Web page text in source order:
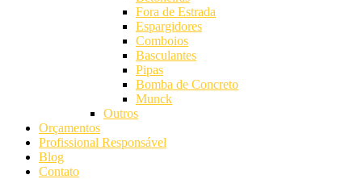
Fora de Estrada
Espargidores
Comboios
Basculantes
Pipas
Bomba de Concreto
Munck
Outros
Orçamentos
Profissional Responsável
Blog
Contato